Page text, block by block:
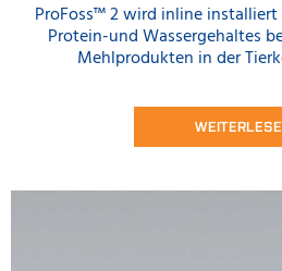
ProFoss™ 2 wird inline
Protein-und Wassergehaltes
Mehlprodukten in der